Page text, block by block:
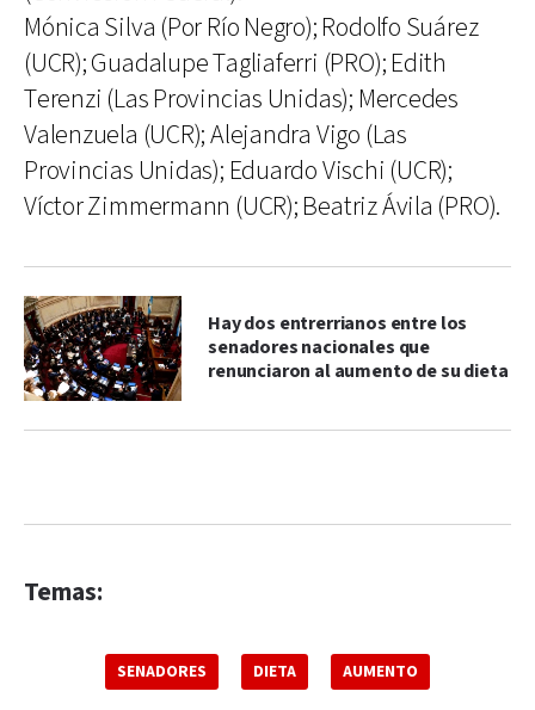
Mónica Silva (Por Río Negro); Rodolfo Suárez
(UCR); Guadalupe Tagliaferri (PRO); Edith
Terenzi (Las Provincias Unidas); Mercedes
Valenzuela (UCR); Alejandra Vigo (Las
Provincias Unidas); Eduardo Vischi (UCR);
Víctor Zimmermann (UCR); Beatriz Ávila (PRO).
Hay dos entrerrianos entre los
senadores nacionales que
renunciaron al aumento de su dieta
Temas:
SENADORES DIETA AUMENTO